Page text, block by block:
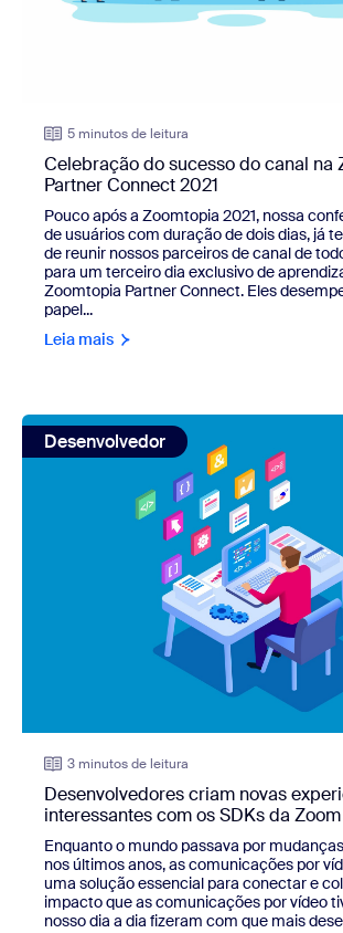
5 minutos de leitura
Celebração do sucesso do canal na
Partner Connect 2021
Pouco após a Zoomtopia 2021, nossa
de usuários com duração de dois dias, já
de reunir nossos parceiros de canal de
para um terceiro dia exclusivo de
Zoomtopia Partner Connect. Eles
papel...
Leia mais
view: Desenvolvedores criam novas
Desenvolvedor
3 minutos de leitura
Desenvolvedores criam novas
interessantes com os SDKs da Zoom
Enquanto o mundo passava por
nos últimos anos, as comunicações por
uma solução essencial para conectar e
impacto que as comunicações por vídeo
nosso dia a dia fizeram com que mais